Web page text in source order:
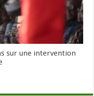
sur une intervention